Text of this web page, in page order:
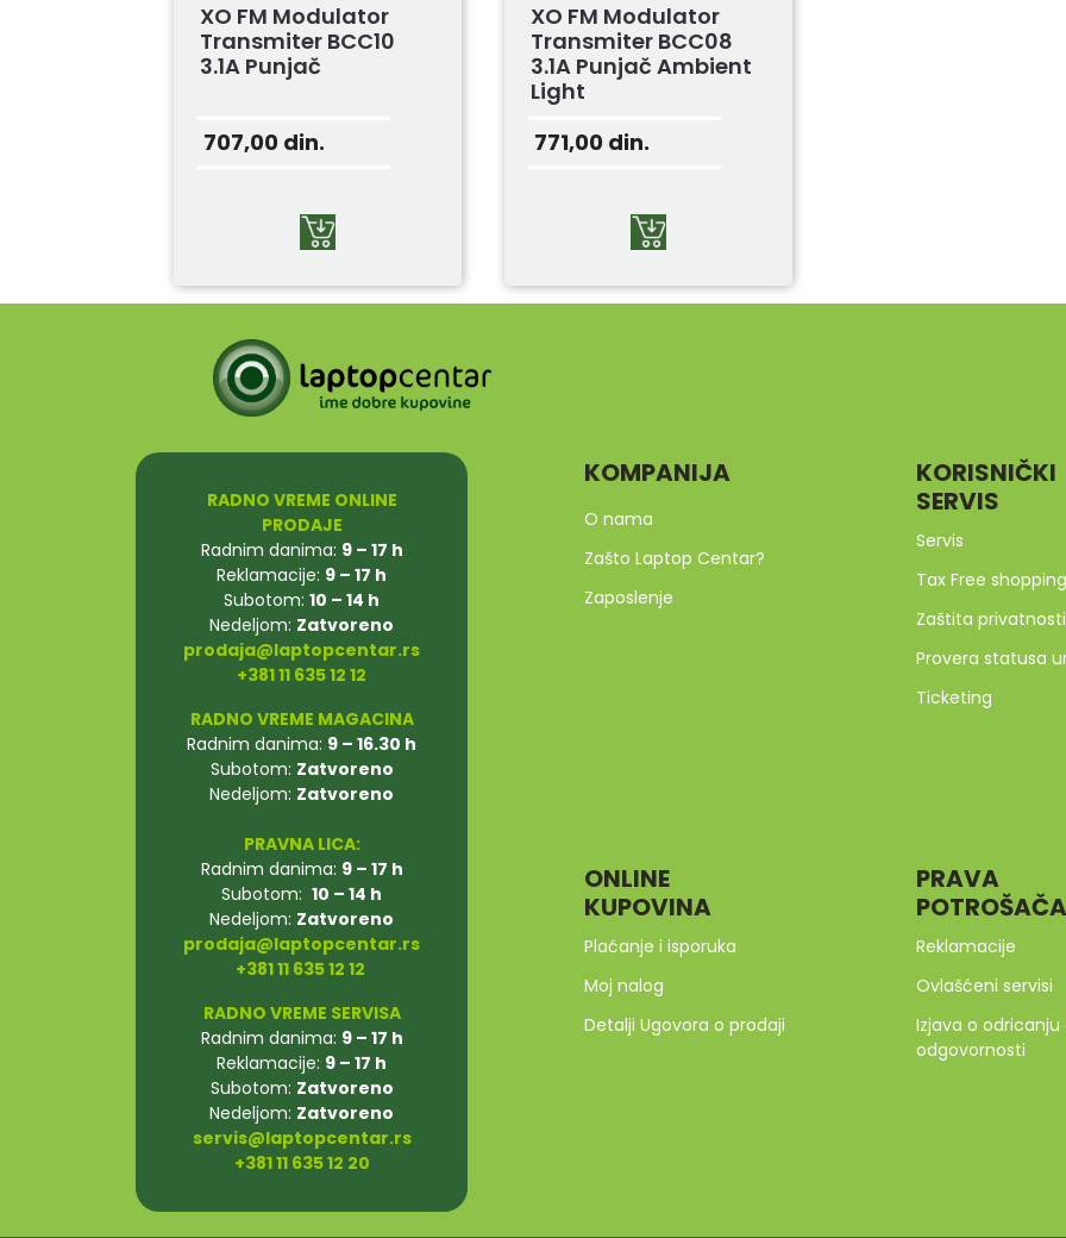
XO FM Modulator
Transmiter BCC10
3.1A Punjač
707,00 din.
XO FM Modulator
Transmiter BCC08
3.1A Punjač Ambient
Light
771,00 din.
RADNO VREME ONLINE
PRODAJE
Radnim danima: 9 – 17 h
Reklamacije: 9 – 17 h
Subotom: 10 – 14 h
Nedeljom: Zatvoreno
prodaja@laptopcentar.rs
+381 11 635 12 12
RADNO VREME MAGACINA
Radnim danima: 9 – 16.30 h
Subotom: Zatvoreno
Nedeljom: Zatvoreno
PRAVNA LICA:
Radnim danima: 9 – 17 h
Subotom: 10 – 14 h
Nedeljom: Zatvoreno
prodaja@laptopcentar.rs
+381 11 635 12 12
RADNO VREME SERVISA
Radnim danima: 9 – 17 h
Reklamacije: 9 – 17 h
Subotom: Zatvoreno
Nedeljom: Zatvoreno
servis@laptopcentar.rs
+381 11 635 12 20
KOMPANIJA
O nama
Zašto Laptop Centar?
Zaposlenje
KORISNIČKI
SERVIS
Servis
Tax Free shopping
Zaštita privatnosti
Provera statusa
Ticketing
ONLINE
KUPOVINA
Plaćanje i isporuka
Moj nalog
Detalji Ugovora o prodaji
PRAVA
POTROŠAČA
Reklamacije
Ovlašćeni servisi
Izjava o odricanju
odgovornosti